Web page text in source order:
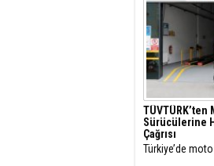
Sürücülerine
Çağrısı
Türkiye’de